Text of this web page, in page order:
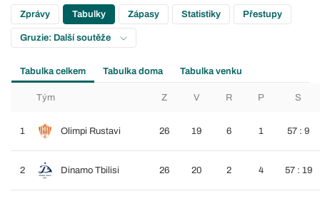
Zprávy Tabulky Zápasy Statistiky Přestupy
Gruzie: Další soutěže
Tabulka celkem Tabulka doma Tabulka venku
Tým Z V R P S
1 Olimpi Rustavi 26 19 6 1 57 : 9
2 Dinamo Tbilisi 26 20 2 4 57 : 19